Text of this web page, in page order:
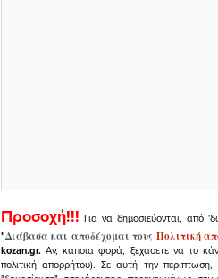
Προσοχή!!! Για να δημοσιεύονται, από
"Διάβασα και αποδέχομαι τουςΠολιτική
kozan.gr. Αν, κάποια φορά, ξεχάσετε να το
πολιτική απορρήτου). Σε αυτή την